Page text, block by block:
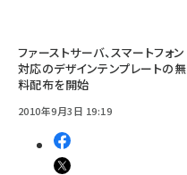
ファーストサーバ、スマートフォン
対応のデザインテンプレートの無
料配布を開始
2010年9月3日 19:19